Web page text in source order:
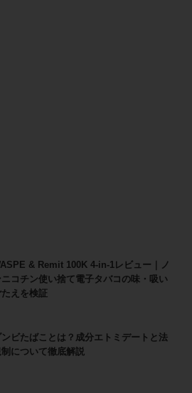
& Remit 100K 4-in-1レビュー｜ノ
ニコチン使い捨て電子タバコの味・吸い
たえを検証
ンビたばことは？成分エトミデートと法
制について徹底解説